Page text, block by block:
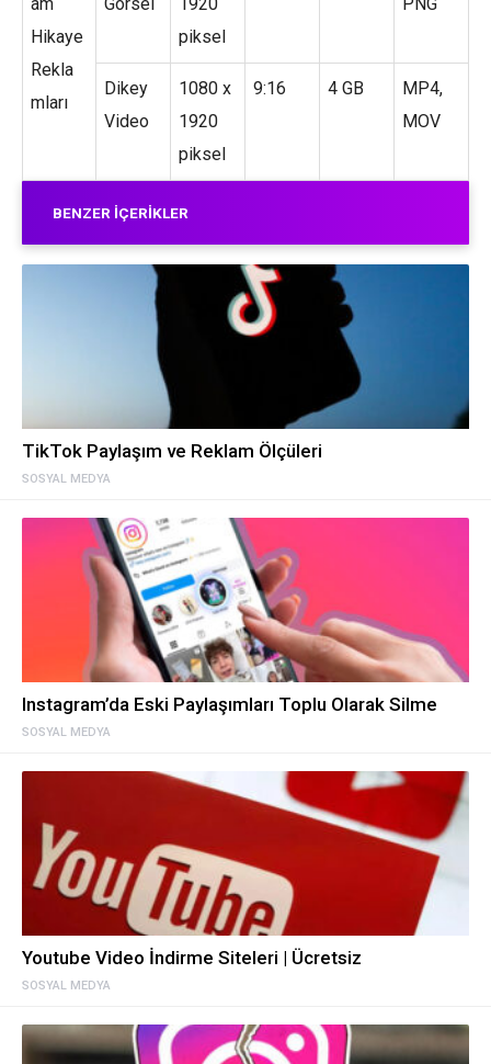
Hikaye
Rekla
mları
piksel
Dikey
Video
1080 x
1920
piksel
9:16 4 GB
MP4,
MOV
BENZER İÇERIKLER
SOSYAL MEDYA
TikTok Paylaşım ve Reklam Ölçüleri
SOSYAL MEDYA
Instagram’da Eski Paylaşımları Toplu Olarak Silme
SOSYAL MEDYA
Youtube Video İndirme Siteleri | Ücretsiz